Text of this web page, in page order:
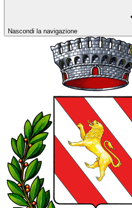
Nascondi la navigazione